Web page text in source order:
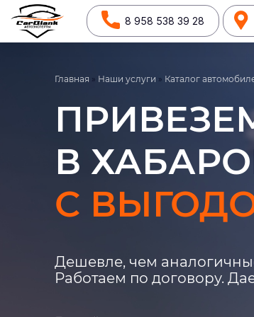
8 958 538 39 28
Главная » Наши услуги » Каталог
В
С
Дешевле, чем
Работаем по договору.